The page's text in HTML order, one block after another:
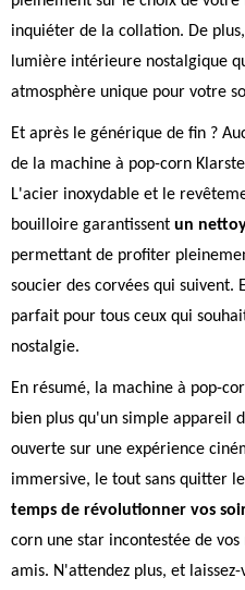
inquiéter de la collation. De
lumière intérieure nostalgique
atmosphère unique pour votre
Et après le générique de fin ?
de la machine à pop-corn
L'acier inoxydable et le
bouilloire garantissent un
permettant de profiter
soucier des corvées qui
parfait pour tous ceux qui
nostalgie.
En résumé, la machine à pop-
bien plus qu'un simple appareil
ouverte sur une expérience
immersive, le tout sans quitter
temps de révolutionner vos
corn une star incontestée de
amis. N'attendez plus, et